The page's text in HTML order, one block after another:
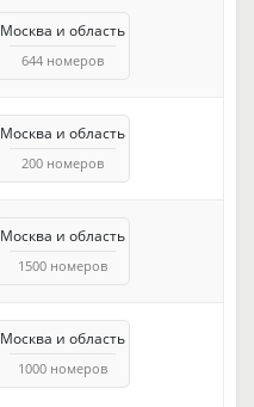
Москва и область
644 номеров
Москва и область
200 номеров
Москва и область
1500 номеров
Москва и область
1000 номеров